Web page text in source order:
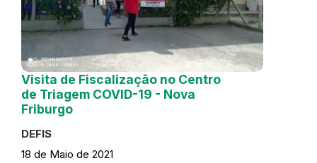
Visita de Fiscalização no Centro
de Triagem COVID-19 - Nova
Friburgo
DEFIS
18 de Maio de 2021